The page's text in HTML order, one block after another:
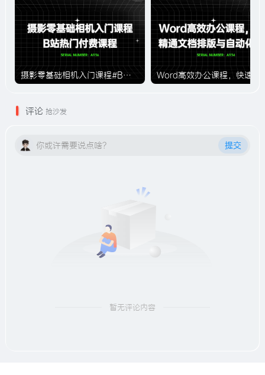
摄影零基础相机入门课程#B站付费课程#A936
评论 抢沙发
你或许需要说点啥？ 提交
暂无评论内容